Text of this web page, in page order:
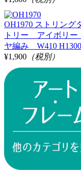
OH1970 ストリング
トリー アイボリ
ヤ編み W410 H1300
¥1,900 （税別）